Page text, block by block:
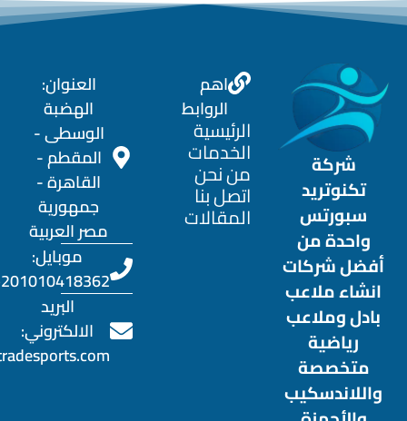
شركة
تكنوتريد
سبورتس
واحدة من
أفضل شركات
انشاء ملاعب
بادل وملاعب
رياضية
متخصصة
واللاندسكيب
اهم
الروابط
الرئيسية
الخدمات
من نحن
اتصل بنا
المقالات
العنوان:
الهضبة
الوسطى -
المقطم -
القاهرة -
جمهورية
مصر العربية
موبايل:
201010418362+
البريد
الالكتروني: